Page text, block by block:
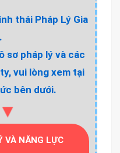
thái Pháp Lý Gia
sơ pháp lý và các
vui lòng xem tại
bên dưới.
VÀ NĂNG LỰC